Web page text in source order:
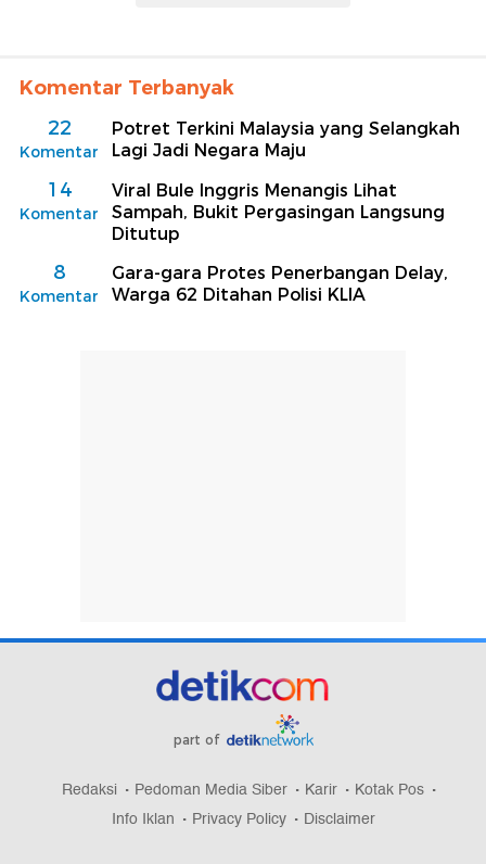
Komentar Terbanyak
22
Komentar
Potret Terkini Malaysia yang Selangkah
Lagi Jadi Negara Maju
14
Komentar
Viral Bule Inggris Menangis Lihat
Sampah, Bukit Pergasingan Langsung
Ditutup
8
Komentar
Gara-gara Protes Penerbangan Delay,
Warga 62 Ditahan Polisi KLIA
part of
Redaksi Pedoman Media Siber Karir
Kotak Pos
Info Iklan
Privacy Policy Disclaimer